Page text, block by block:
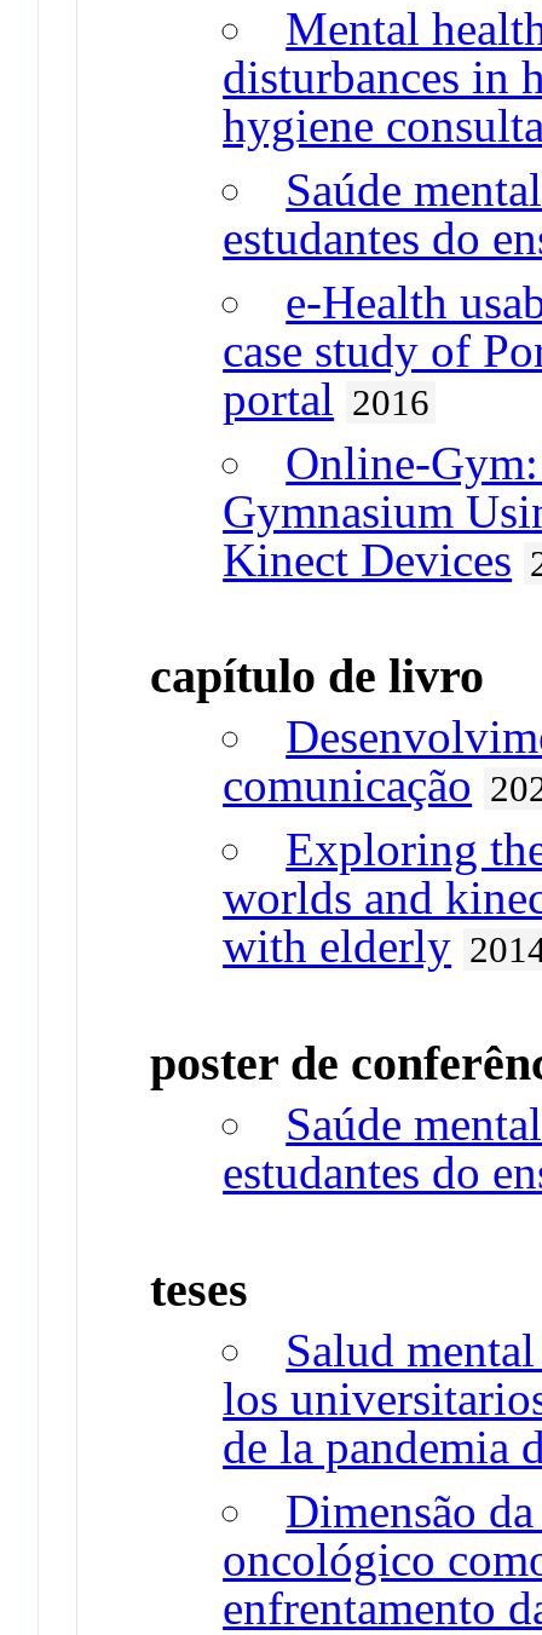
Mental
disturbances in
hygiene
Saúde
estudantes do
e-Health
case study of
portal 2016
Online-
Gymnasium
Kinect Devices
capítulo de livro
comunicação
Exploring
worlds and
with elderly
poster de
Saúde
estudantes do
teses
Salud
los
de la pandemia
Dimensão
oncológico
enfrentamento